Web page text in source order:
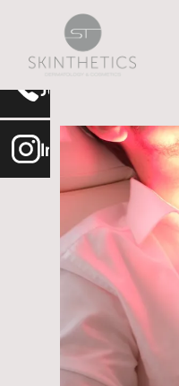
Termin buchen
Jetzt anrufen
Instagram